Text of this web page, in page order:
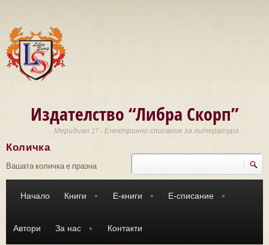
Издателство “Либра Скорп”
Меридиан 27 - Електронно списание за литература
Търси
Количка
Вашата количка е празна
Начало Книги Е-книги Е-списание
Автори За нас Контакти